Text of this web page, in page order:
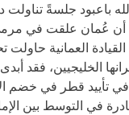
باعبود جلسةً
أن عُمان علقت في مرمى
العمانية حاولت
الخليجيين، فقد
تأييد قطر في خضم
في التوسط بين